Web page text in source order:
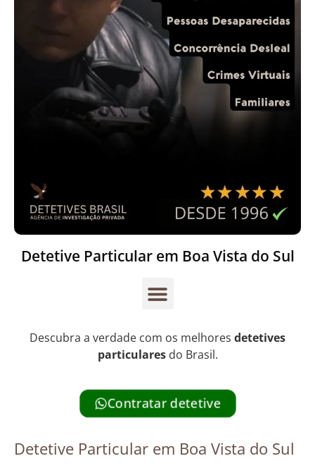
Detetive Particular em Boa Vista do Sul
Descubra a verdade com os melhores detetives
particularesdo Brasil.
Contratar detetive
Detetive Particular em Boa Vista do Sul